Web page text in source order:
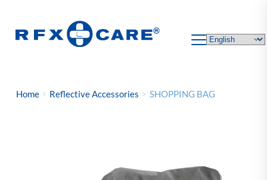
Home Reflective Accessories SHOPPING BAG